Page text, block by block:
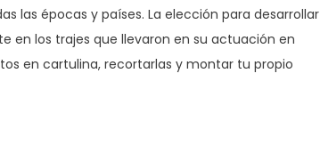
las épocas y países. La elección para desarrollar
en los trajes que llevaron en su actuación en
en cartulina, recortarlas y montar tu propio